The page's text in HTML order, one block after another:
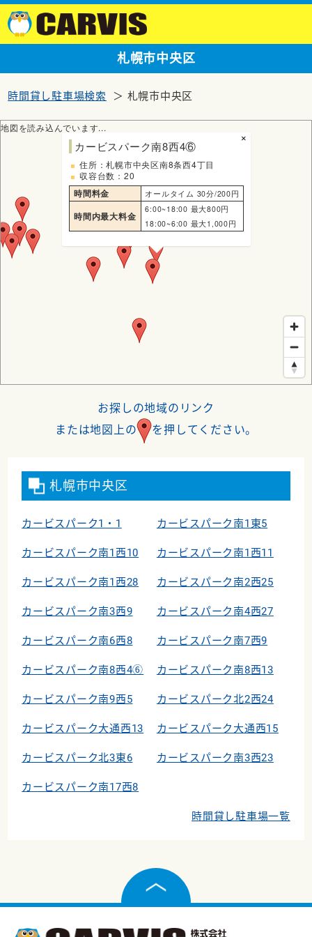
札幌市中央区
時間貸し駐車場検索 札幌市中央区
地図を読み込んでいます...
×
カービスパーク南8西4⑥
住所：札幌市中央区南8条西4丁目
収容台数：20
時間料金 オールタイム 30分/200円
時間内最大料金
6:00~18:00 最大800円
18:00~6:00 最大1,000円
お探しの地域のリンク
または地図上の
を押してください。
札幌市中央区
カービスパーク1・1 カービスパーク南1東5
カービスパーク南1西10 カービスパーク南1西11
カービスパーク南1西28 カービスパーク南2西25
カービスパーク南3西9 カービスパーク南4西27
カービスパーク南6西8 カービスパーク南7西9
カービスパーク南8西4⑥ カービスパーク南8西13
カービスパーク南9西5 カービスパーク北2西24
カービスパーク大通西13 カービスパーク大通西15
カービスパーク北3東6 カービスパーク南3西23
カービスパーク南17西8
時間貸し駐車場一覧